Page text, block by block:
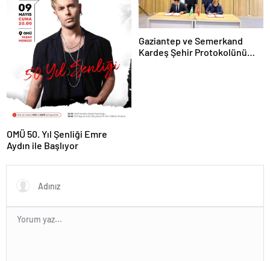
OMÜ 50. Yıl Şenliği Emre
Aydın ile Başlıyor
Gaziantep ve Semerkand
Kardeş Şehir Protokolünü